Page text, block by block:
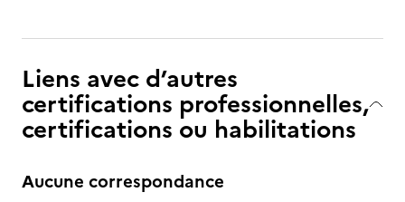
Liens avec d’autres
certifications professionnelles,
certifications ou habilitations
Aucune correspondance